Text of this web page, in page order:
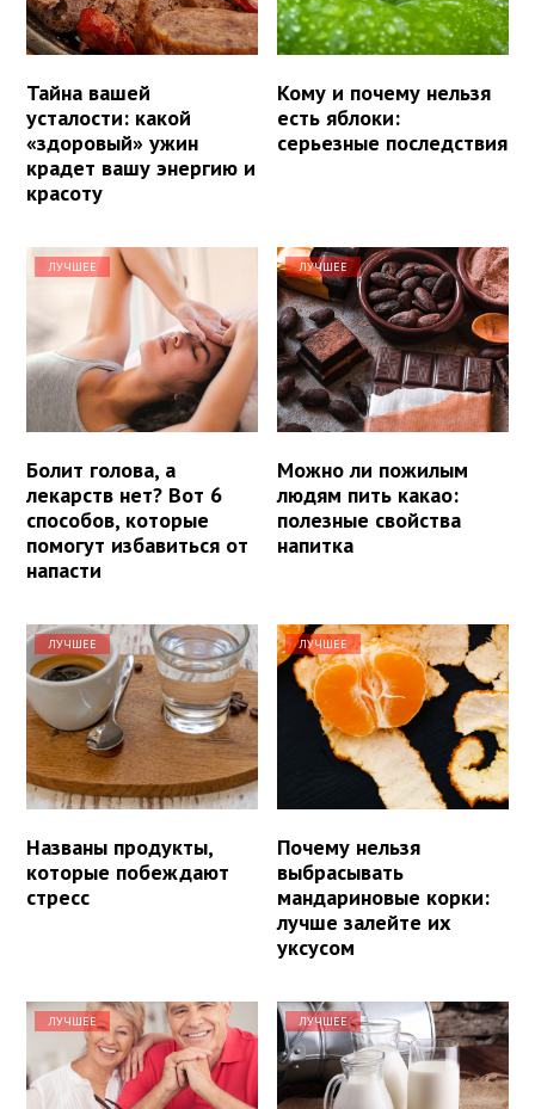
Тайна вашей
усталости: какой
«здоровый» ужин
крадет вашу энергию и
красоту
Кому и почему нельзя
есть яблоки:
серьезные последствия
ЛУЧШЕЕ
Болит голова, а
лекарств нет? Вот 6
способов, которые
помогут избавиться от
напасти
ЛУЧШЕЕ
Можно ли пожилым
людям пить какао:
полезные свойства
напитка
ЛУЧШЕЕ
Названы продукты,
которые побеждают
стресс
ЛУЧШЕЕ
Почему нельзя
выбрасывать
мандариновые корки:
лучше залейте их
уксусом
ЛУЧШЕЕ ЛУЧШЕЕ